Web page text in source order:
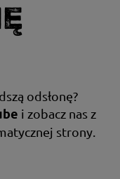
odsłonę?
i zobacz nas z
strony.